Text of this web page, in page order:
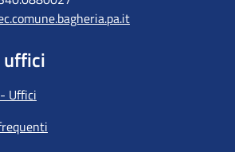
uffici
Uffici